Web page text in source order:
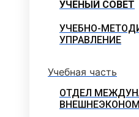
УЧЁНЫЙ СОВЕТ
УЧЕБНО-
УПРАВЛЕНИЕ
Учебная часть
ОТДЕЛ